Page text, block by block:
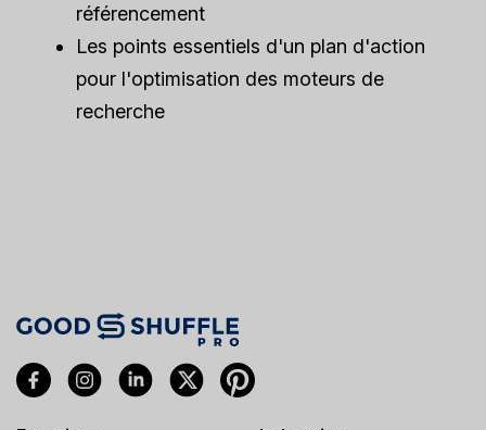
référencement
Les points essentiels d'un plan d'action
pour l'optimisation des moteurs de
recherche